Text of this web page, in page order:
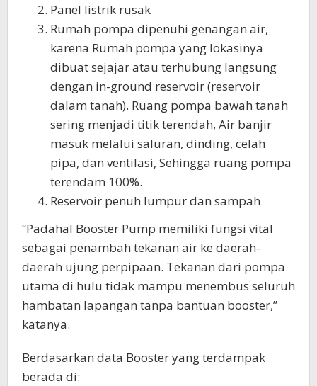
Panel listrik rusak
Rumah pompa dipenuhi genangan air,
karena Rumah pompa yang lokasinya
dibuat sejajar atau terhubung langsung
dengan in-ground reservoir (reservoir
dalam tanah). Ruang pompa bawah tanah
sering menjadi titik terendah, Air banjir
masuk melalui saluran, dinding, celah
pipa, dan ventilasi, Sehingga ruang pompa
terendam 100%.
Reservoir penuh lumpur dan sampah
“Padahal Booster Pump memiliki fungsi vital
sebagai penambah tekanan air ke daerah-
daerah ujung perpipaan. Tekanan dari pompa
utama di hulu tidak mampu menembus seluruh
hambatan lapangan tanpa bantuan booster,”
katanya.
Berdasarkan data Booster yang terdampak
berada di: